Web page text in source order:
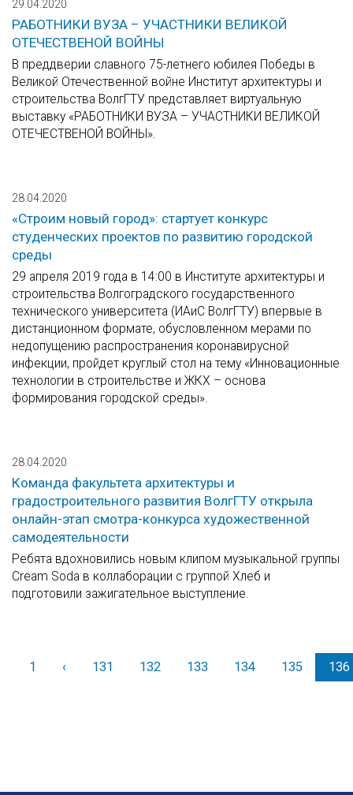
29.04.2020
РАБОТНИКИ ВУЗА – УЧАСТНИКИ ВЕЛИКОЙ
ОТЕЧЕСТВЕНОЙ ВОЙНЫ
В преддверии славного 75-летнего юбилея Победы в
Великой Отечественной войне Институт архитектуры и
строительства ВолгГТУ представляет виртуальную
выставку «РАБОТНИКИ ВУЗА – УЧАСТНИКИ ВЕЛИКОЙ
ОТЕЧЕСТВЕНОЙ ВОЙНЫ».
28.04.2020
«Строим новый город»: стартует конкурс
студенческих проектов по развитию городской
среды
29 апреля 2019 года в 14:00 в Институте архитектуры и
строительства Волгоградского государственного
технического университета (ИАиС ВолгГТУ) впервые в
дистанционном формате, обусловленном мерами по
недопущению распространения коронавирусной
инфекции, пройдет круглый стол на тему «Инновационные
технологии в строительстве и ЖКХ – основа
формирования городской среды».
28.04.2020
Команда факультета архитектуры и
градостроительного развития ВолгГТУ открыла
онлайн-этап смотра-конкурса художественной
самодеятельности
Ребята вдохновились новым клипом музыкальной группы
Cream Soda в коллаборации с группой Хлеб и
подготовили зажигательное выступление.
1 ‹Назад131 132 133 134 135 136